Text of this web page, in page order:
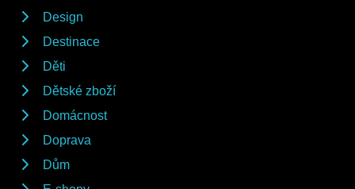
Design
Destinace
Děti
Dětské zboží
Domácnost
Doprava
Dům